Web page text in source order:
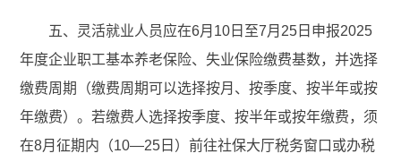
五、灵活就业人员应在6月10日至7月25日申报2025
年度企业职工基本养老保险、失业保险缴费基数，并选择
缴费周期（缴费周期可以选择按月、按季度、按半年或按
年缴费）。若缴费人选择按季度、按半年或按年缴费，须
在8月征期内（10—25日）前往社保大厅税务窗口或办税